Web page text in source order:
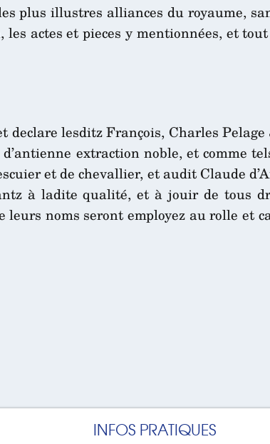
plus illustres alliances du royaume,
actes et pieces y mentionnées, et
lesditz François, Charles
extraction noble, et comme
et de chevallier, et audit Claude
à ladite qualité, et à jouir de tous
noms seront employez au rolle et
INFOS PRATIQUES